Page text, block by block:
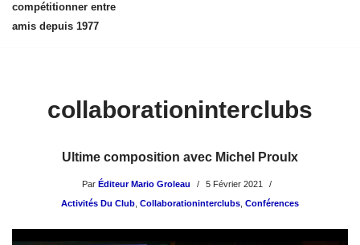
compétitionner entre
amis depuis 1977
collaborationinterclubs
Ultime composition avec Michel Proulx
Par Éditeur Mario Groleau
5 Février 2021
Activités Du Club Collaborationinterclubs Conférences